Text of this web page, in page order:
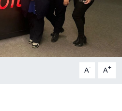
A- A+